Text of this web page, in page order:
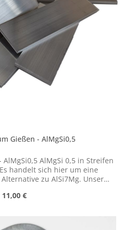
Gießen - AlMgSi0,5
AlMgSi 0,5 in Streifen
zu AlSi7Mg. Unser
Sollten sehr
kann eingeschmolzen werden,
Regulärer Preis:
11,00 €